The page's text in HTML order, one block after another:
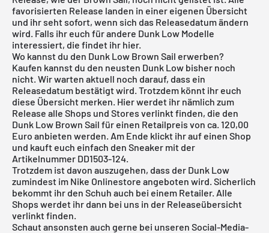
favorisierten Release landen in einer eigenen Übersicht
und ihr seht sofort, wenn sich das Releasedatum ändern
wird. Falls ihr euch für andere Dunk Low Modelle
interessiert, die findet ihr hier.
Wo kannst du den Dunk Low Brown Sail erwerben?
Kaufen kannst du den neusten Dunk Low bisher noch
nicht. Wir warten aktuell noch darauf, dass ein
Releasedatum bestätigt wird. Trotzdem könnt ihr euch
diese Übersicht merken. Hier werdet ihr nämlich zum
Release alle Shops und Stores verlinkt finden, die den
Dunk Low Brown Sail für einen Retailpreis von ca. 120,00
Euro anbieten werden. Am Ende klickt ihr auf einen Shop
und kauft euch einfach den Sneaker mit der
Artikelnummer DD1503-124.
Trotzdem ist davon auszugehen, dass der Dunk Low
zumindest im Nike Onlinestore angeboten wird. Sicherlich
bekommt ihr den Schuh auch bei einem Retailer. Alle
Shops werdet ihr dann bei uns in der Releaseübersicht
verlinkt finden.
Schaut ansonsten auch gerne bei unseren Social-Media-